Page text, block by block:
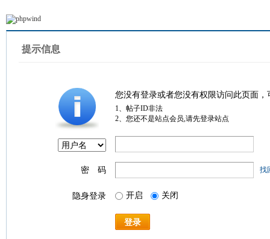
提示信息
您没有登录或者您没有权限访问此页面
1、帖子ID非法
2、您还不是站点会员,请先登录站点
密 码 找
隐身登录 开启 关闭
登录